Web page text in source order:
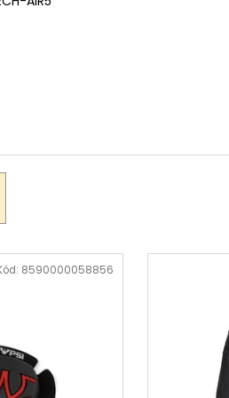
8590000058856
259 900 Kč